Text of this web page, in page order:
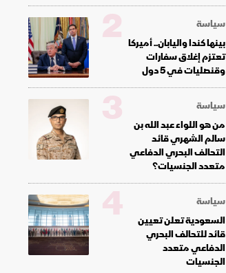
سياسة
بينها كندا واليابان.. أميركا
تعتزم إغلاق سفارات
وقنصليات في 5 دول
2
سياسة
من هو اللواء عبد الله بن
سالم الشهري قائد
التحالف البحري الدفاعي
متعدد الجنسيات؟
3
سياسة
السعودية تعلن تعيين
قائد للتحالف البحري
الدفاعي متعدد
الجنسيات
4